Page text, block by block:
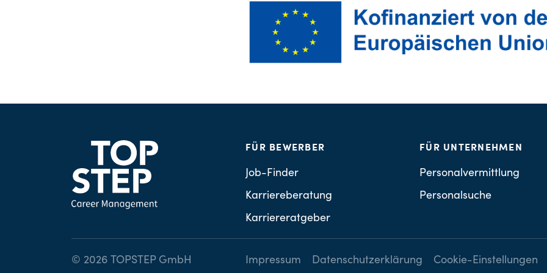
FÜR BEWERBER
Job-Finder
Karriereberatung
Karriereratgeber
FÜR UNTERNEHMEN
Personalvermittlung
Personalsuche
© 2026 TOPSTEP GmbH Impressum Datenschutzerklärung Cookie-Einstellungen